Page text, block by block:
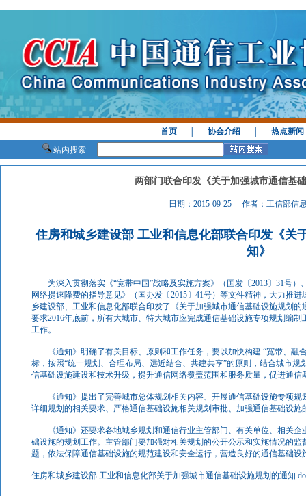
首页 │协会介绍 │热点新闻
站内搜索
两部门联合印发《关于加强城市通信基
日期：2015-09-25 作者：工信部信
住房和城乡建设部 工业和信息化部联合印发《关
知》
为深入贯彻落实《“宽带中国”战略及实施方案》（国发〔2013〕31号）
网络提速降费的指导意见》（国办发〔2015〕41号）等文件精神，大力推
乡建设部、工业和信息化部联合印发了《关于加强城市通信基础设施规划
要求2016年底前，所有大城市、特大城市应完成通信基础设施专项规划编
工作。
《通知》明确了有关目标、原则和工作任务，要以加快构建 “宽带、融
标，按照“统一规划、合理布局、远近结合、共建共享”的原则，结合城市
信基础设施建设和技术升级，提升通信网络覆盖范围和服务质量，促进通信
《通知》提出了完善城市总体规划相关内容、开展通信基础设施专项规
详细规划的相关要求、严格通信基础设施相关规划审批、加强通信基础设施
《通知》还要求各地城乡规划和通信行业主管部门、有关单位、相关企
础设施的规划工作。主管部门要加强对相关规划的公开公示和实施情况的
题，依法保障通信基础设施的规范建设和安全运行，营造良好的通信基础设
住房和城乡建设部 工业和信息化部关于加强城市通信基础设施规划的通知